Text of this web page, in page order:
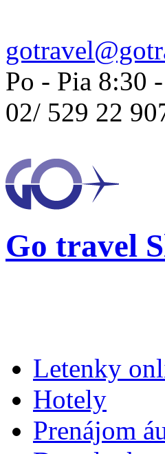
Po - Pia 8:30
02/ 529 22
Go travel
Letenky
Hotely
Prenájom